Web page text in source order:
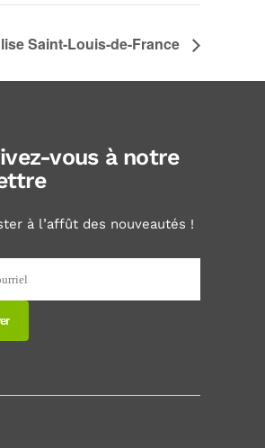
Saint-Louis-de-France
vous à notre
à l’affût des nouveautés !